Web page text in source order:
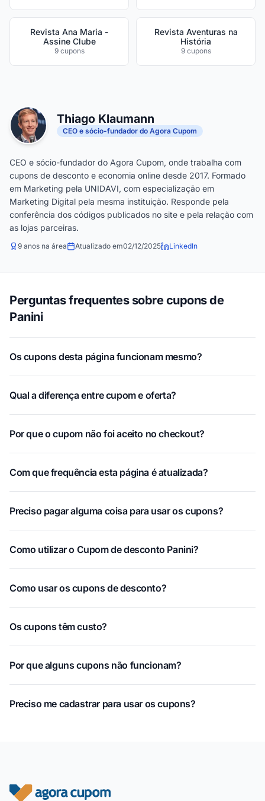
Revista Ana Maria -
Assine Clube
9 cupons
Revista Aventuras na
História
9 cupons
Thiago Klaumann
CEO e sócio-fundador do Agora Cupom
CEO e sócio-fundador do Agora Cupom, onde trabalha com
cupons de desconto e economia online desde 2017. Formado
em Marketing pela UNIDAVI, com especialização em
Marketing Digital pela mesma instituição. Responde pela
conferência dos códigos publicados no site e pela relação com
as lojas parceiras.
9 anos na área Atualizado em02/12/2025 LinkedIn
Perguntas frequentes sobre cupons de
Panini
Os cupons desta página funcionam mesmo?
Qual a diferença entre cupom e oferta?
Por que o cupom não foi aceito no checkout?
Com que frequência esta página é atualizada?
Preciso pagar alguma coisa para usar os cupons?
Como utilizar o Cupom de desconto Panini?
Como usar os cupons de desconto?
Os cupons têm custo?
Por que alguns cupons não funcionam?
Preciso me cadastrar para usar os cupons?
Rodapé do site